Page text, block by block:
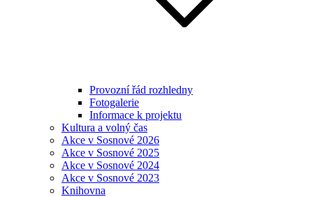
Provozní řád rozhledny
Fotogalerie
Informace k projektu
Kultura a volný čas
Akce v Sosnové 2026
Akce v Sosnové 2025
Akce v Sosnové 2024
Akce v Sosnové 2023
Knihovna